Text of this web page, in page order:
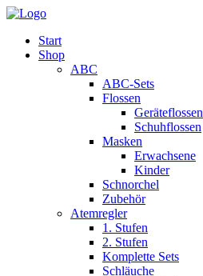
Start
Shop
ABC
ABC-Sets
Flossen
Geräteflossen
Schuhflossen
Masken
Erwachsene
Kinder
Schnorchel
Zubehör
Atemregler
1. Stufen
2. Stufen
Komplette Sets
Schläuche